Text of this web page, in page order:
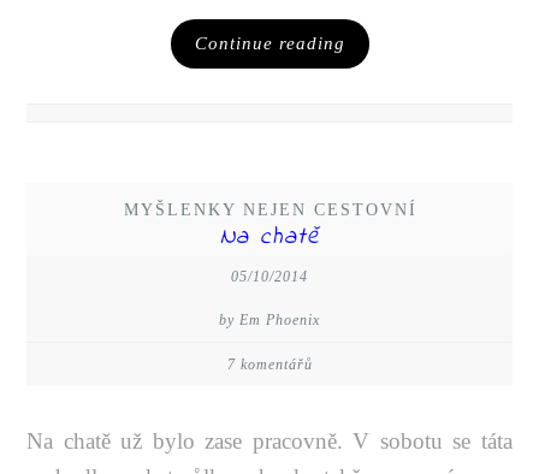
Continue reading
MYŠLENKY NEJEN CESTOVNÍ
Na chatě
05/10/2014
by Em Phoenix
7 komentářů
Na chatě už bylo zase pracovně. V sobotu se táta